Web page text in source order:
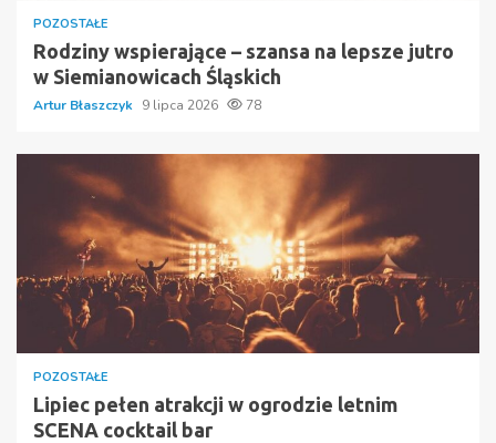
POZOSTAŁE
Rodziny wspierające – szansa na lepsze jutro
w Siemianowicach Śląskich
Artur Błaszczyk 9 lipca 2026 78
POZOSTAŁE
Lipiec pełen atrakcji w ogrodzie letnim
SCENA cocktail bar